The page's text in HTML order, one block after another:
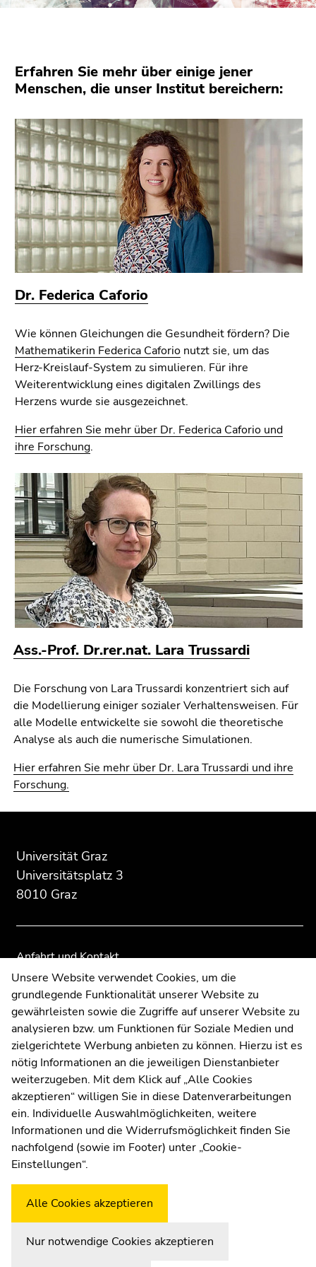
Zum
Inhalt
1)
Zur
Positionsanzeige
(Zugriffstaste
2)
Zur
Hauptnavigation
(Zugriffstaste
3)
Zur
Unternavigation
(Zugriffstaste
Zu
den
Zusatzinformationen
(Zugriffstaste
5)
Zu
den
Seiteneinstellungen
(Benutzer/Sprache)
(Zugriffstaste
8)
Zur
Suche
(Zugriffstaste
9)
Erfahren Sie mehr über einige jener
Menschen, die unser Institut bereichern:
Dr. Federica Caforio
Wie können Gleichungen die Gesundheit fördern? Die
Mathematikerin Federica Caforio nutzt sie, um das
Herz-Kreislauf-System zu simulieren. Für ihre
Weiterentwicklung eines digitalen Zwillings des
Herzens wurde sie ausgezeichnet.
Hier erfahren Sie mehr über Dr. Federica Caforio und
ihre Forschung.
Ass.-Prof. Dr.rer.nat. Lara Trussardi
Die Forschung von Lara Trussardi konzentriert sich auf
die Modellierung einiger sozialer Verhaltensweisen. Für
alle Modelle entwickelte sie sowohl die theoretische
Analyse als auch die numerische Simulationen.
Hier erfahren Sie mehr über Dr. Lara Trussardi und ihre
Forschung.
Seitenbereichs:
Zusatzinformationen:
Universität Graz
Universitätsplatz 3
8010 Graz
Anfahrt und Kontakt
Kommunikation und Öffentlichkeitsarbeit
Moodle
UNIGRAZonline
Impressum
Datenschutzerklärung
Cookie-Einstellungen
Barrierefreiheitserklärung
WetterstationUni Graz
Seitenbereichs.
Übersicht
Seitenbereichs.
Übersicht
Unsere Website verwendet Cookies, um die
grundlegende Funktionalität unserer Website zu
gewährleisten sowie die Zugriffe auf unserer Website zu
analysieren bzw. um Funktionen für Soziale Medien und
zielgerichtete Werbung anbieten zu können. Hierzu ist es
nötig Informationen an die jeweiligen Dienstanbieter
weiterzugeben. Mit dem Klick auf „Alle Cookies
akzeptieren“ willigen Sie in diese Datenverarbeitungen
ein. Individuelle Auswahlmöglichkeiten, weitere
Informationen und die Widerrufsmöglichkeit finden Sie
nachfolgend (sowie im Footer) unter „Cookie-
Einstellungen“.
Alle Cookies akzeptieren
Nur notwendige Cookies akzeptieren